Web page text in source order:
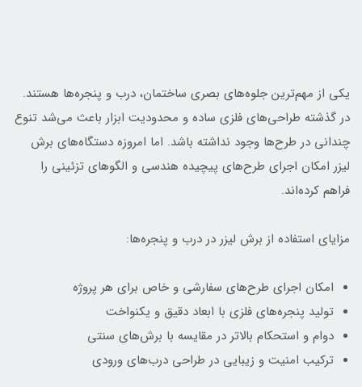
یکی از مهم‌ترین جلوه‌های بصری ساختمان، درب و پنجره‌ها هستند.
در گذشته طراحی‌های فلزی ساده و محدودیت ابزار باعث می‌شد تنوع
چندانی در طرح‌ها وجود نداشته باشد. اما امروزه دستگاه‌های برش
لیزر امکان اجرای طرح‌های پیچیده هندسی و الگوهای تزئینی را
فراهم کرده‌اند.
مزایای استفاده از برش لیزر در درب و پنجره‌ها:
امکان اجرای طرح‌های سفارشی و خاص برای هر پروژه
تولید پنجره‌های فلزی با ابعاد دقیق و یکنواخت
دوام و استحکام بالاتر در مقایسه با برش‌های سنتی
ترکیب امنیت و زیبایی در طراحی درب‌های ورودی